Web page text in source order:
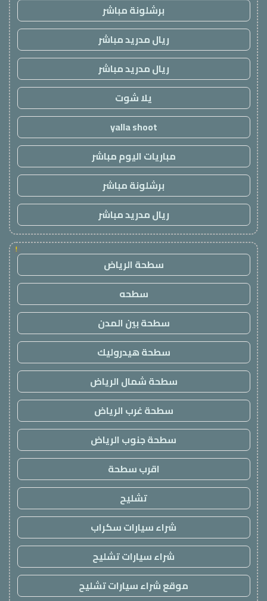
برشلونة مباشر
ريال مدريد مباشر
ريال مدريد مباشر
يلا شوت
yalla shoot
مباريات اليوم مباشر
برشلونة مباشر
ريال مدريد مباشر
!
سطحة الرياض
سطحه
سطحة بين المدن
سطحة هيدروليك
سطحة شمال الرياض
سطحة غرب الرياض
سطحة جنوب الرياض
اقرب سطحة
تشليح
شراء سيارات سكراب
شراء سيارات تشليح
موقع شراء سيارات تشليح